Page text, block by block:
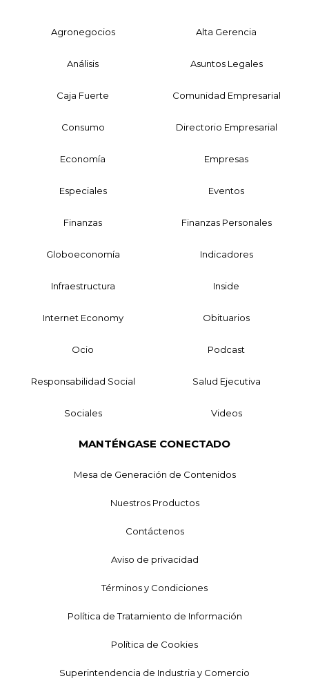
Agronegocios Alta Gerencia
Análisis Asuntos Legales
Caja Fuerte Comunidad Empresarial
Consumo Directorio Empresarial
Economía Empresas
Especiales Eventos
Finanzas Finanzas Personales
Globoeconomía Indicadores
Infraestructura Inside
Internet Economy Obituarios
Ocio Podcast
Responsabilidad Social Salud Ejecutiva
Sociales Videos
MANTÉNGASE CONECTADO
Mesa de Generación de Contenidos
Nuestros Productos
Contáctenos
Aviso de privacidad
Términos y Condiciones
Política de Tratamiento de Información
Política de Cookies
Superintendencia de Industria y Comercio